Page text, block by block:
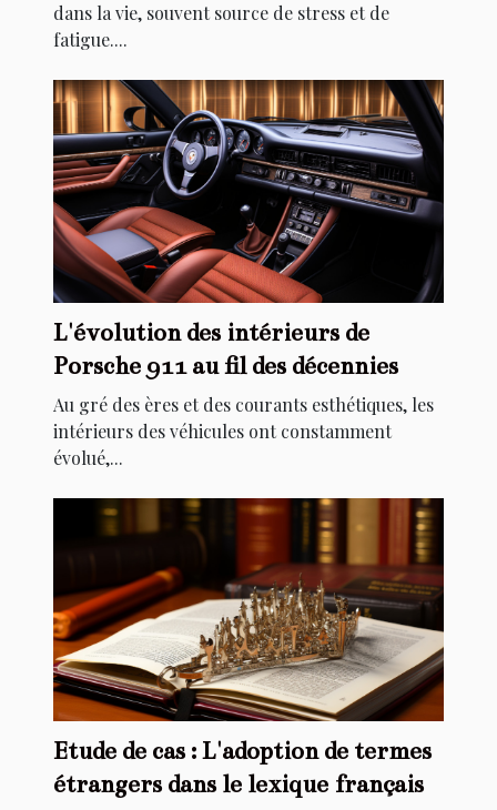
dans la vie, souvent source de stress et de
fatigue....
L'évolution des intérieurs de
Porsche 911 au fil des décennies
Au gré des ères et des courants esthétiques, les
intérieurs des véhicules ont constamment
évolué,...
Etude de cas : L'adoption de termes
étrangers dans le lexique français